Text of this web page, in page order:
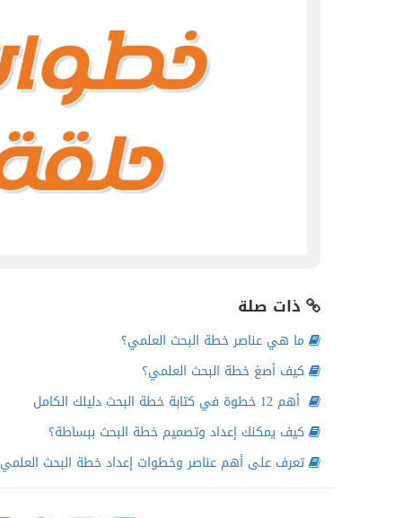
ذات صلة
ما هي عناصر خطة البحث العلمي؟
كيف أصغ خطة البحث العلمي؟
أهم 12 خطوة في كتابة خطة البحث دليلك الكامل
كيف يمكنك إعداد وتصميم خطة البحث ببساطة؟
تعرف على أهم عناصر وخطوات إعداد خطة البحث العلمي